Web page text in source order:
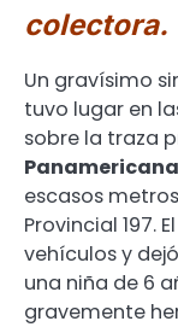
colectora.
Un gravísimo
tuvo lugar en
sobre la traza
Panamericana
escasos
Provincial 197.
vehículos y
una niña de 6
gravemente